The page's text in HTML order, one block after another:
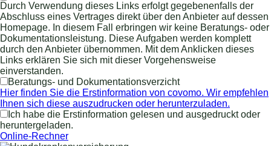
Durch Verwendung dieses Links erfolgt gegebenenfalls der
Abschluss eines Vertrages direkt über den Anbieter auf dessen
Homepage. In diesem Fall erbringen wir keine Beratungs- oder
Dokumentationsleistung. Diese Aufgaben werden komplett
durch den Anbieter übernommen. Mit dem Anklicken dieses
Links erklären Sie sich mit dieser Vorgehensweise
einverstanden.
Beratungs- und Dokumentationsverzicht
Hier finden Sie die Erstinformation von covomo. Wir empfehlen
Ihnen sich diese auszudrucken oder herunterzuladen.
Ich habe die Erstinformation gelesen und ausgedruckt oder
heruntergeladen.
Online-Rechner